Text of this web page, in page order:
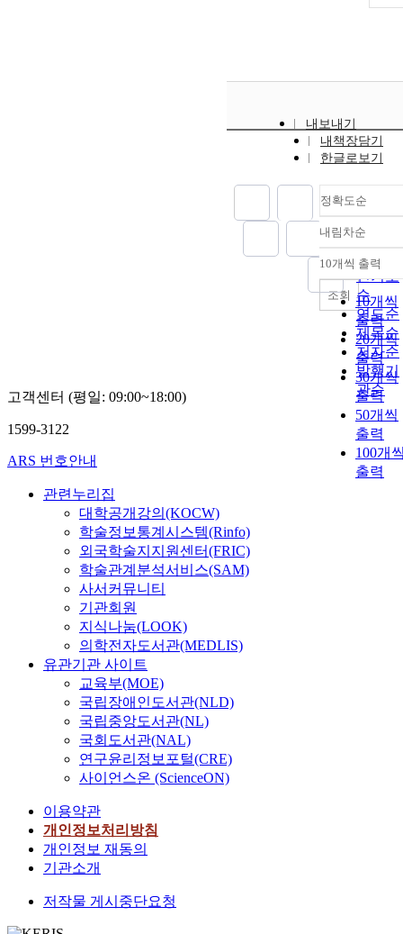
내보내기
내책장담기
한글로보기
정확도순
정확도
순
인기도
순
연도순
제목순
저자순
발행기
관순
내림차순
내림차
10개씩 출력
10개씩
출력
20개씩
출력
30개씩
출력
50개씩
출력
100개
출력
조회
고객센터 (평일: 09:00~18:00)
1599-3122
ARS 번호안내
관련누리집
대학공개강의(KOCW)
학술정보통계시스템(Rinfo)
외국학술지지원센터(FRIC)
학술관계분석서비스(SAM)
사서커뮤니티
기관회원
지식나눔(LOOK)
의학전자도서관(MEDLIS)
유관기관 사이트
교육부(MOE)
국립장애인도서관(NLD)
국립중앙도서관(NL)
국회도서관(NAL)
연구윤리정보포털(CRE)
사이언스온 (ScienceON)
이용약관
개인정보처리방침
개인정보 재동의
기관소개
저작물 게시중단요청